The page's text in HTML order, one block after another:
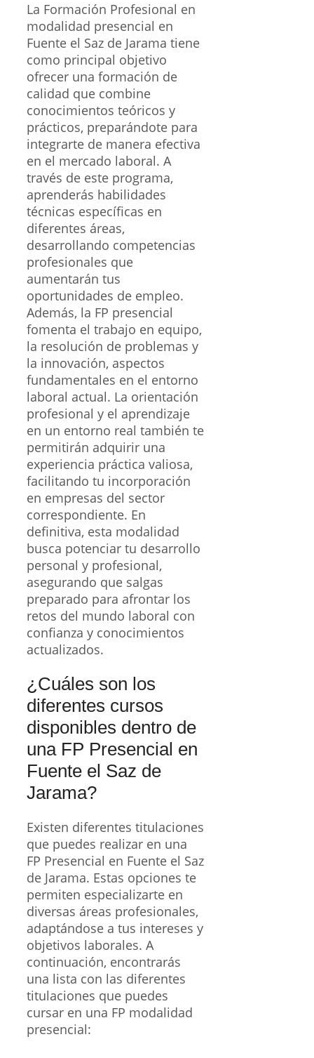
La Formación Profesional en
modalidad presencial en
Fuente el Saz de Jarama tiene
como principal objetivo
ofrecer una formación de
calidad que combine
conocimientos teóricos y
prácticos, preparándote para
integrarte de manera efectiva
en el mercado laboral. A
través de este programa,
aprenderás habilidades
técnicas específicas en
diferentes áreas,
desarrollando competencias
profesionales que
aumentarán tus
oportunidades de empleo.
Además, la FP presencial
fomenta el trabajo en equipo,
la resolución de problemas y
la innovación, aspectos
fundamentales en el entorno
laboral actual. La orientación
profesional y el aprendizaje
en un entorno real también te
permitirán adquirir una
experiencia práctica valiosa,
facilitando tu incorporación
en empresas del sector
correspondiente. En
definitiva, esta modalidad
busca potenciar tu desarrollo
personal y profesional,
asegurando que salgas
preparado para afrontar los
retos del mundo laboral con
confianza y conocimientos
actualizados.
¿Cuáles son los
diferentes cursos
disponibles dentro de
una FP Presencial en
Fuente el Saz de
Jarama?
Existen diferentes titulaciones
que puedes realizar en una
FP Presencial en Fuente el Saz
de Jarama. Estas opciones te
permiten especializarte en
diversas áreas profesionales,
adaptándose a tus intereses y
objetivos laborales. A
continuación, encontrarás
una lista con las diferentes
titulaciones que puedes
cursar en una FP modalidad
presencial: